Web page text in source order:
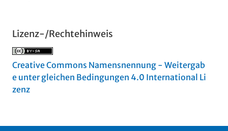
Lizenz-/Rechtehinweis
Creative Commons Namensnennung - Weitergab
e unter gleichen Bedingungen 4.0 International Li
zenz